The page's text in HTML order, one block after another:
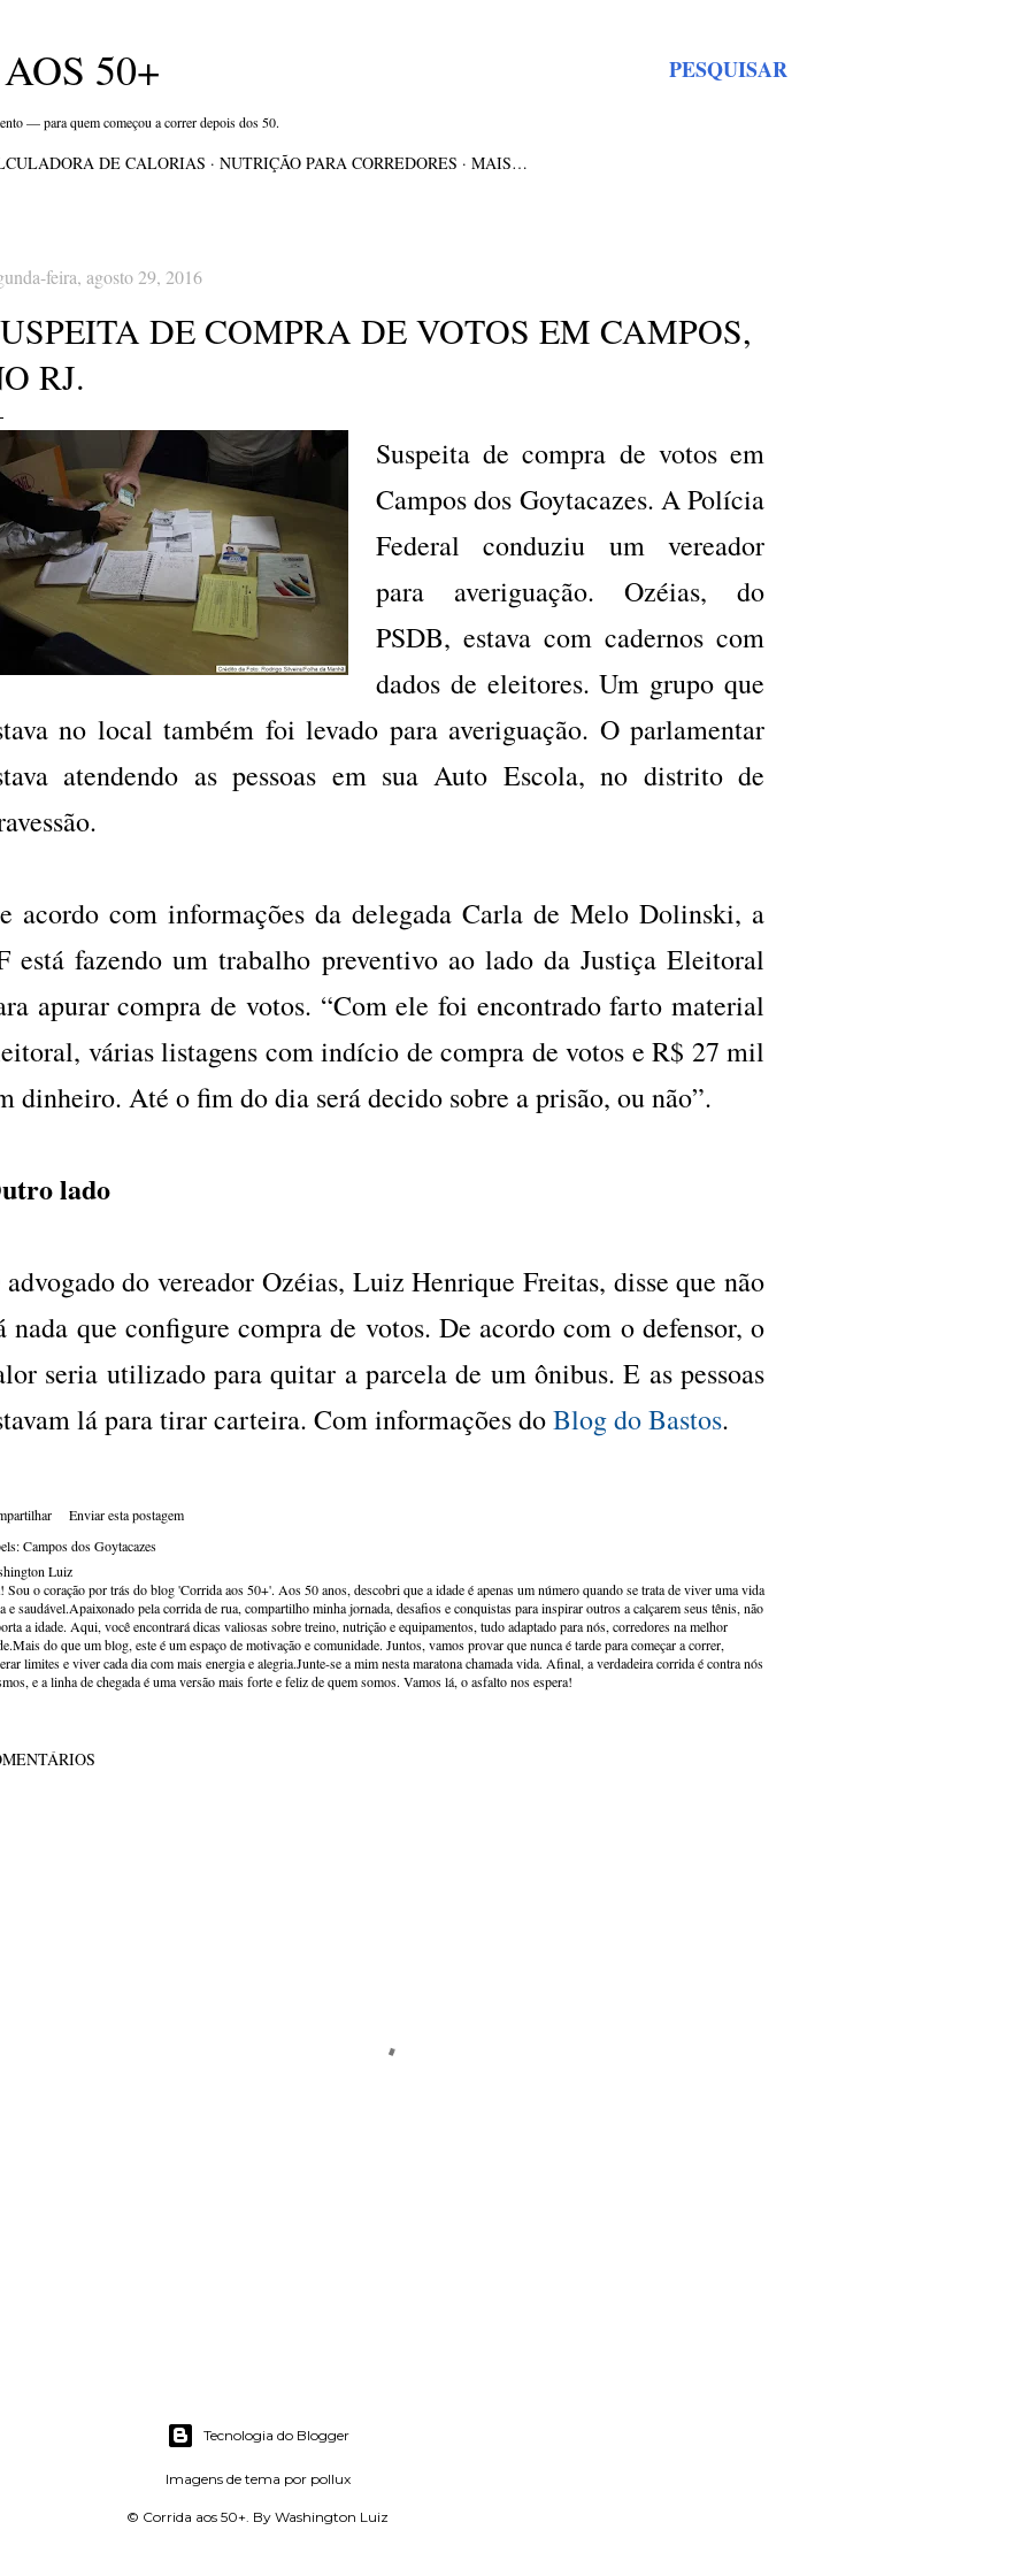
PESQUISAR
50+
— para quem começou a correr depois dos 50.
DE CALORIAS NUTRIÇÃO PARA CORREDORES MAIS…
feira, agosto 29, 2016
DE COMPRA DE VOTOS EM CAMPOS,
RJ.
Suspeita de compra de votos em
Campos dos Goytacazes. A Polícia
Federal conduziu um vereador
para averiguação. Ozéias, do
PSDB, estava com cadernos com
dados de eleitores. Um grupo que
no local também foi levado para averiguação. O parlamentar
atendendo as pessoas em sua Auto Escola, no distrito de
acordo com informações da delegada Carla de Melo Dolinski, a
está fazendo um trabalho preventivo ao lado da Justiça Eleitoral
apurar compra de votos. “Com ele foi encontrado farto material
várias listagens com indício de compra de votos e R$ 27 mil
dinheiro. Até o fim do dia será decido sobre a prisão, ou não”.
lado
advogado do vereador Ozéias, Luiz Henrique Freitas, disse que não
nada que configure compra de votos. De acordo com o defensor, o
seria utilizado para quitar a parcela de um ônibus. E as pessoas
lá para tirar carteira. Com informações doBlog do Bastos.
Enviar esta postagem
Campos dos Goytacazes
Luiz
Sou o coração por trás do blog 'Corrida aos 50+'. Aos 50 anos, descobri que a idade é apenas um número quando se trata de viver uma vida
e saudável.Apaixonado pela corrida de rua, compartilho minha jornada, desafios e conquistas para inspirar outros a calçarem seus tênis, não
a idade. Aqui, você encontrará dicas valiosas sobre treino, nutrição e equipamentos, tudo adaptado para nós, corredores na melhor
do que um blog, este é um espaço de motivação e comunidade. Juntos, vamos provar que nunca é tarde para começar a correr,
limites e viver cada dia com mais energia e alegria.Junte-se a mim nesta maratona chamada vida. Afinal, a verdadeira corrida é contra nós
e a linha de chegada é uma versão mais forte e feliz de quem somos. Vamos lá, o asfalto nos espera!
Tecnologia do Blogger
Imagens de tema por pollux
© Corrida aos 50+. By Washington Luiz